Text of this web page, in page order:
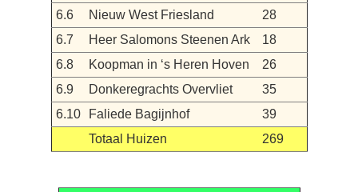
6.6
Nieuw West Friesland
28
6.7
Heer Salomons Steenen Ark
18
6.8
Koopman in ‘s Heren Hoven
26
6.9
Donkeregrachts Overvliet
35
6.10
Faliede Bagijnhof
39
Totaal Huizen
269